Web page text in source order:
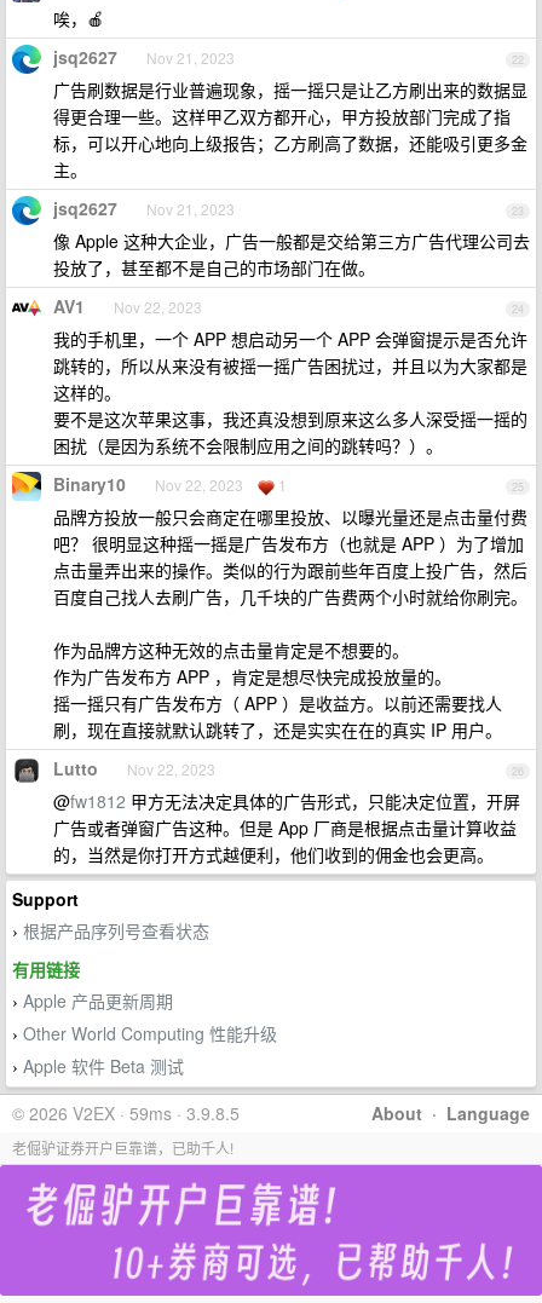
唉，🍎
22
jsq2627 Nov 21, 2023
广告刷数据是行业普遍现象，摇一摇只是让乙方刷出来的数据显
得更合理一些。这样甲乙双方都开心，甲方投放部门完成了指
标，可以开心地向上级报告；乙方刷高了数据，还能吸引更多金
主。
23
jsq2627 Nov 21, 2023
像 Apple 这种大企业，广告一般都是交给第三方广告代理公司去
投放了，甚至都不是自己的市场部门在做。
24
AV1 Nov 22, 2023
我的手机里，一个 APP 想启动另一个 APP 会弹窗提示是否允许
跳转的，所以从来没有被摇一摇广告困扰过，并且以为大家都是
这样的。
要不是这次苹果这事，我还真没想到原来这么多人深受摇一摇的
困扰（是因为系统不会限制应用之间的跳转吗？）。
25
Binary10 Nov 22, 2023 1
品牌方投放一般只会商定在哪里投放、以曝光量还是点击量付费
吧？ 很明显这种摇一摇是广告发布方（也就是 APP ）为了增加
点击量弄出来的操作。类似的行为跟前些年百度上投广告，然后
百度自己找人去刷广告，几千块的广告费两个小时就给你刷完。
作为品牌方这种无效的点击量肯定是不想要的。
作为广告发布方 APP ，肯定是想尽快完成投放量的。
摇一摇只有广告发布方（ APP ）是收益方。以前还需要找人
刷，现在直接就默认跳转了，还是实实在在的真实 IP 用户。
26
Lutto Nov 22, 2023
@fw1812 甲方无法决定具体的广告形式，只能决定位置，开屏
广告或者弹窗广告这种。但是 App 厂商是根据点击量计算收益
的，当然是你打开方式越便利，他们收到的佣金也会更高。
Support
› 根据产品序列号查看状态
有用链接
› Apple 产品更新周期
› Other World Computing 性能升级
› Apple 软件 Beta 测试
About · Language
© 2026 V2EX · 59ms · 3.9.8.5
老倔驴证券开户巨靠谱，已助千人!